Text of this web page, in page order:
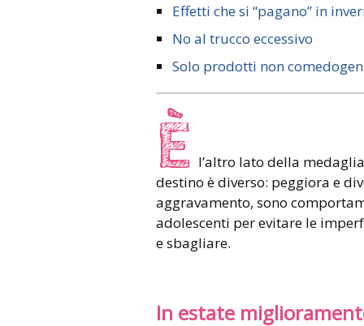
Effetti che si “pagano” in
No al trucco eccessivo
Solo prodotti non
È l’altro lato della
destino è diverso: peggiora e
aggravamento, sono
adolescenti per evitare le
e sbagliare.
In estate